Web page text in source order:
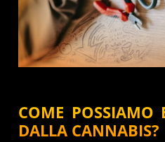
COME POSSIAMO
DALLA CANNABIS?